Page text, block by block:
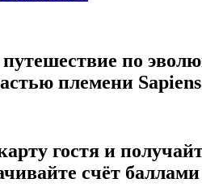
по
племени
гостя и
счёт